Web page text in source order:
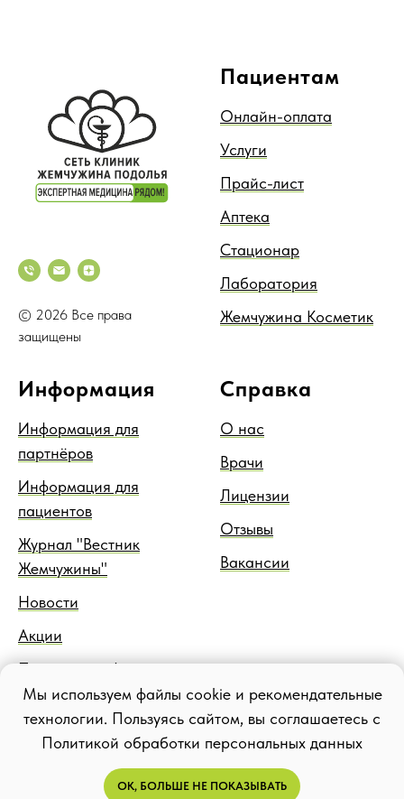
© 2026 Все права
защищены
Пациентам
Онлайн-оплата
Услуги
Прайс-лист
Аптека
Стационар
Лаборатория
Жемчужина Косметик
Информация
Информация для
партнёров
Информация для
пациентов
Журнал "Вестник
Жемчужины"
Новости
Акции
Правовая информация
Блог
Справка
О нас
Врачи
Лицензии
Отзывы
Вакансии
Мы используем файлы cookie и рекомендательные
технологии. Пользуясь сайтом, вы соглашаетесь с
Политикой обработки персональных данных
ОК, БОЛЬШЕ НЕ ПОКАЗЫВАТЬ